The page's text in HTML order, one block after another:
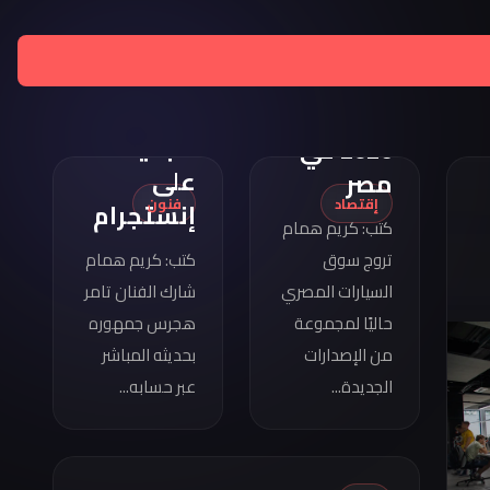
إقتصاد
مواصفات
كوبرا
2026 في
مصر
كتب: كريم همام
تروج سوق
السيارات المصري
حاليًا لمجموعة
من الإصدارات
الجديدة...
فنون
هجرس
يشارك
الجديدة
على
إنستجرام
كتب: كريم همام
شارك الفنان تامر
هجرس جمهوره
بحديثه المباشر
عبر حسابه...